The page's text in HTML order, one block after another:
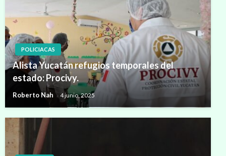
POLICIACAS
Alista Yucatán refugios temporales del
estado: Procivy.
Roberto Nah 4 junio, 2025